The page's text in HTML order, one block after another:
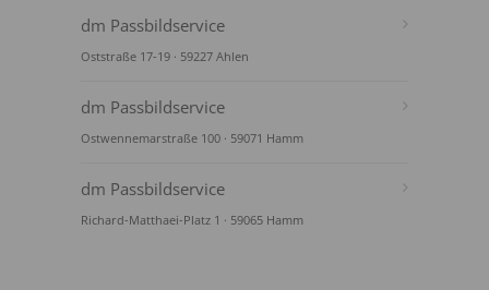
dm Passbildservice
Oststraße 17-19 · 59227 Ahlen
dm Passbildservice
Ostwennemarstraße 100 · 59071 Hamm
dm Passbildservice
Richard-Matthaei-Platz 1 · 59065 Hamm